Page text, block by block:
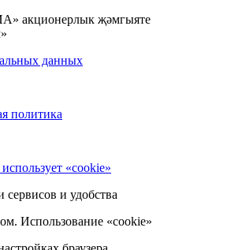
акционерлык җәмгыяте
данных
политика
«cookie»
сервисов и удобства
Использование «cookie»